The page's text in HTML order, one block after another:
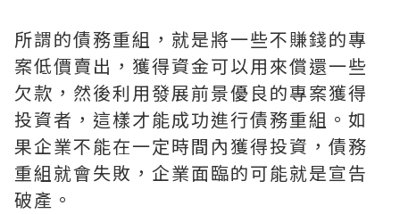
所謂的債務重組，就是將一些不賺錢的專
案低價賣出，獲得資金可以用來償還一些
欠款，然後利用發展前景優良的專案獲得
投資者，這樣才能成功進行債務重組。如
果企業不能在一定時間內獲得投資，債務
重組就會失敗，企業面臨的可能就是宣告
破產。